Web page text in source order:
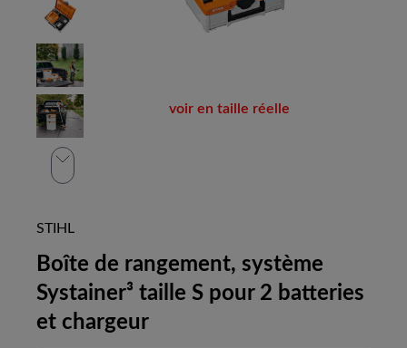
voir en taille réelle
STIHL
Boîte de rangement, système
Systainer³ taille S pour 2 batteries
et chargeur